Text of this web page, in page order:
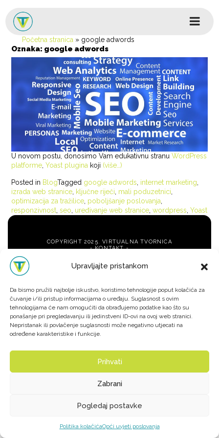
Upravljajte pristankom
Da bismo pružili najbolje iskustvo, koristimo tehnologije poput kolačića za
čuvanje i/ili pristup informacijama o uređaju. Suglasnost s ovim
tehnologijama će nam omogućiti da obrađujemo podatke kao što su
ponašanje pri pregledavanju ili jedinstveni ID-ovi na ovoj web stranici.
Nepristanak ili povlačenje suglasnosti može negativno utjecati na
određene karakteristike i funkcije.
Prihvati
Zabrani
Pogledaj postavke
Politika kolačićaOpći uvjeti poslovanja
Glavni izbornik
Početna stranica » google adwords
Oznaka: google adwords
U novom postu, donosimo Vam edukativnu stranuWordPress
platforme ,Yoast plugina koji (više…)
Posted in BlogTagged google adwords internet marketing
izrada web stranice ključne riječi mali poduzetnici
optimizacija za tražilice poboljšanje poslovanja
responzivnost ,seo uređivanje web stranice ,wordpress ,Yoast
COPYRIGHT 2025. VIRTUALNA TVORNICA
-KONTAKT-
-ZAŠTITA PRIVATNOSTI-
WHATSAPP
FACEBOOK
INSTAGRAM
TIKTOK
LINKEDIN